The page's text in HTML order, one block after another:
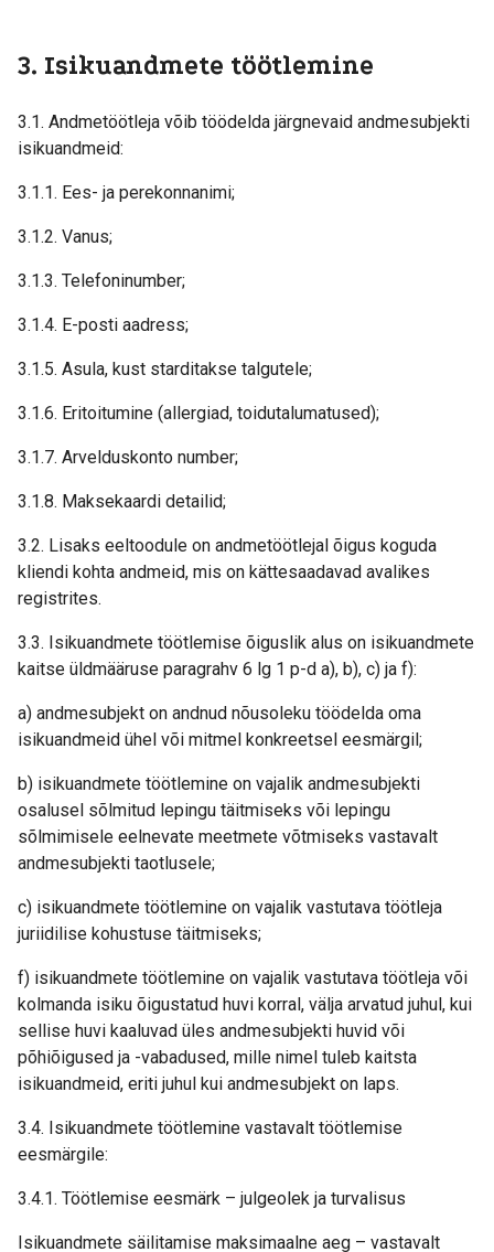
3. Isikuandmete töötlemine
3.1. Andmetöötleja võib töödelda järgnevaid andmesubjekti
isikuandmeid:
3.1.1. Ees- ja perekonnanimi;
3.1.2. Vanus;
3.1.3. Telefoninumber;
3.1.4. E-posti aadress;
3.1.5. Asula, kust starditakse talgutele;
3.1.6. Eritoitumine (allergiad, toidutalumatused);
3.1.7. Arvelduskonto number;
3.1.8. Maksekaardi detailid;
3.2. Lisaks eeltoodule on andmetöötlejal õigus koguda
kliendi kohta andmeid, mis on kättesaadavad avalikes
registrites.
3.3. Isikuandmete töötlemise õiguslik alus on isikuandmete
kaitse üldmääruse paragrahv 6 lg 1 p-d a), b), c) ja f):
a) andmesubjekt on andnud nõusoleku töödelda oma
isikuandmeid ühel või mitmel konkreetsel eesmärgil;
b) isikuandmete töötlemine on vajalik andmesubjekti
osalusel sõlmitud lepingu täitmiseks või lepingu
sõlmimisele eelnevate meetmete võtmiseks vastavalt
andmesubjekti taotlusele;
c) isikuandmete töötlemine on vajalik vastutava töötleja
juriidilise kohustuse täitmiseks;
f) isikuandmete töötlemine on vajalik vastutava töötleja või
kolmanda isiku õigustatud huvi korral, välja arvatud juhul, kui
sellise huvi kaaluvad üles andmesubjekti huvid või
põhiõigused ja -vabadused, mille nimel tuleb kaitsta
isikuandmeid, eriti juhul kui andmesubjekt on laps.
3.4. Isikuandmete töötlemine vastavalt töötlemise
eesmärgile:
3.4.1. Töötlemise eesmärk – julgeolek ja turvalisus
Isikuandmete säilitamise maksimaalne aeg – vastavalt